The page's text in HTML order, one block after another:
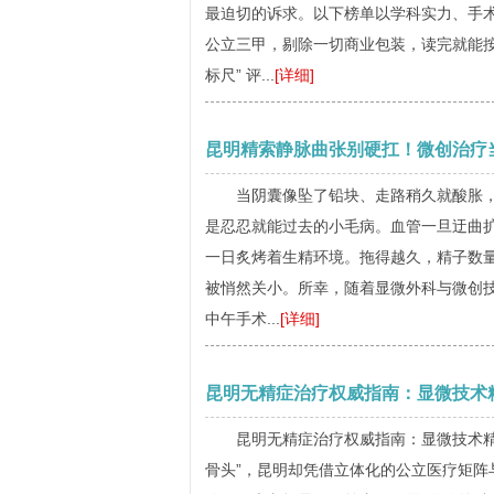
最迫切的诉求。以下榜单以学科实力、手
公立三甲，剔除一切商业包装，读完就能
标尺” 评... [详细]
昆明精索静脉曲张别硬扛！微创治
当阴囊像坠了铅块、走路稍久就酸胀
是忍忍就能过去的小毛病。血管一旦迂曲
一日炙烤着生精环境。拖得越久，精子数
被悄然关小。所幸，随着显微外科与微创
中午手术... [详细]
昆明无精症治疗权威指南：显微技
昆明无精症治疗权威指南：显微技术
骨头”，昆明却凭借立体化的公立医疗矩